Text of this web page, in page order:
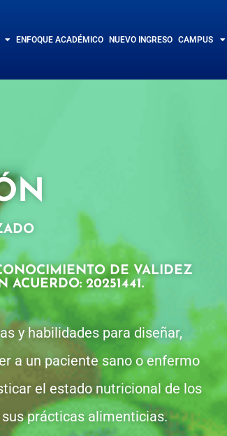
ENFOQUE ACADÉMICO NUEVO INGRESO CAMPUS
DE VALIDEZ
ACUERDO: 20251441.
y habilidades para diseñar,
a un paciente sano o enfermo
el estado nutricional de los
prácticas alimenticias.